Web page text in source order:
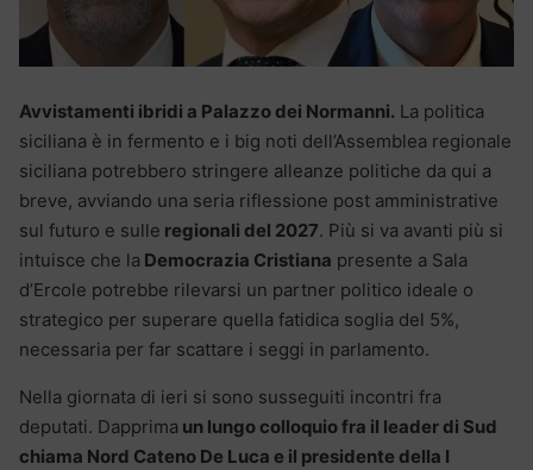
Avvistamenti ibridi a Palazzo dei Normanni. La politica
siciliana è in fermento e i big noti dell’Assemblea regionale
siciliana potrebbero stringere alleanze politiche da qui a
breve, avviando una seria riflessione post amministrative
sul futuro e sulle regionali del 2027. Più si va avanti più si
intuisce che la Democrazia Cristiana presente a Sala
d’Ercole potrebbe rilevarsi un partner politico ideale o
strategico per superare quella fatidica soglia del 5%,
necessaria per far scattare i seggi in parlamento.
Nella giornata di ieri si sono susseguiti incontri fra
deputati. Dapprima un lungo colloquio fra il leader di Sud
chiama Nord Cateno De Luca e il presidente della I